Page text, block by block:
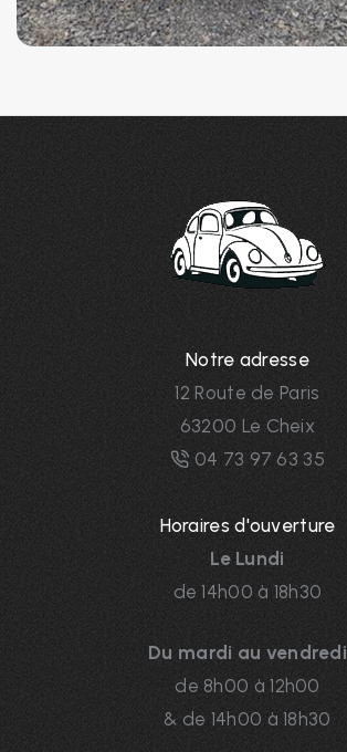
Notre adresse
12 Route de Paris
63200 Le Cheix
04 73 97 63 35
Horaires d'ouverture
Le Lundi
de 14h00 à 18h30
Du mardi au vendredi
de 8h00 à 12h00
& de 14h00 à 18h30